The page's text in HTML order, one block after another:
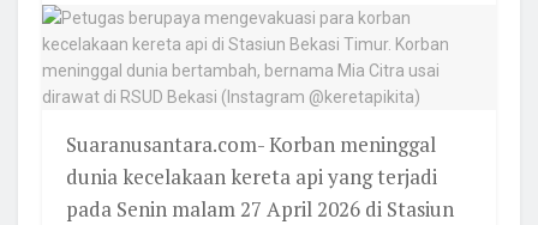
Suaranusantara.com- Korban meninggal
dunia kecelakaan kereta api yang terjadi
pada Senin malam 27 April 2026 di Stasiun